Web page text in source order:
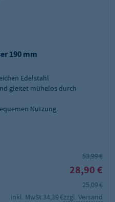
190 mm
Edelstahl
gleitet mühelos durch
Nutzung
53,99 €
28,90 €
25,09 €
inkl. MwSt.34,39 €zzgl. Versand